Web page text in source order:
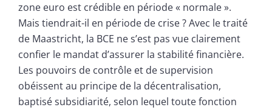
zone euro est crédible en période « normale ».
Mais tiendrait-il en période de crise ? Avec le traité
de Maastricht, la BCE ne s’est pas vue clairement
confier le mandat d’assurer la stabilité financière.
Les pouvoirs de contrôle et de supervision
obéissent au principe de la décentralisation,
baptisé subsidiarité, selon lequel toute fonction